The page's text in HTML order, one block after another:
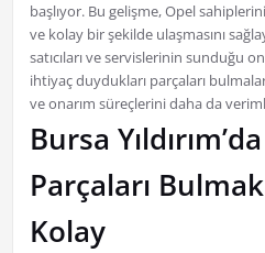
başlıyor. Bu gelişme, Opel
ve kolay bir şekilde ulaşmasını
satıcıları ve servislerinin sunduğu
ihtiyaç duydukları parçaları
ve onarım süreçlerini daha da
Bursa
Parçaları
Kolay